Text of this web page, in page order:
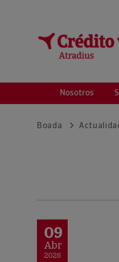
Boada
Nosotros
Boada
09
Abr
2026